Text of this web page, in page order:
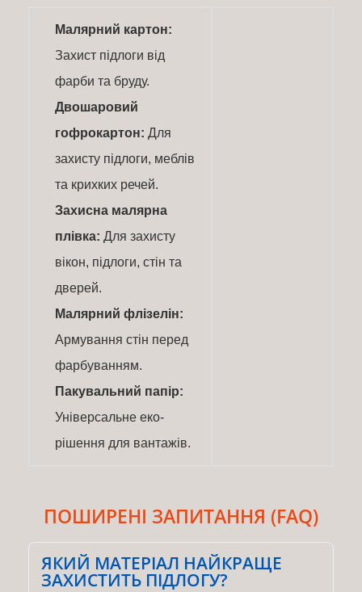
Малярний картон:
Захист підлоги від
фарби та бруду.
Двошаровий
гофрокартон: Для
захисту підлоги, меблів
та крихких речей.
Захисна малярна
плівка: Для захисту
вікон, підлоги, стін та
дверей.
Малярний флізелін:
Армування стін перед
фарбуванням.
Пакувальний папір:
Універсальне еко-
рішення для вантажів.
ПОШИРЕНІ ЗАПИТАННЯ (FAQ)
ЯКИЙ МАТЕРІАЛ НАЙКРАЩЕ
ЗАХИСТИТЬ ПІДЛОГУ?